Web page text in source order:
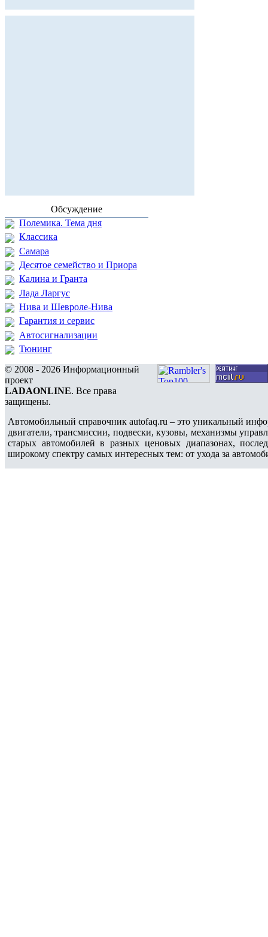
Обсуждение
Полемика. Тема дня
Классика
Самара
Десятое семейство и Приора
Калина и Гранта
Лада Ларгус
Нива и Шевроле-Нива
Гарантия и сервис
Автосигнализации
Тюнинг
© 2008 - 2026 Информационный
проект
LADAONLINE. Все права
защищены.
Автомобильный справочник autofaq.ru – это уникальный
двигатели, трансмиссии, подвески, кузовы, механизмы
старых автомобилей в разных ценовых диапазонах,
широкому спектру самых интересных тем: от ухода за